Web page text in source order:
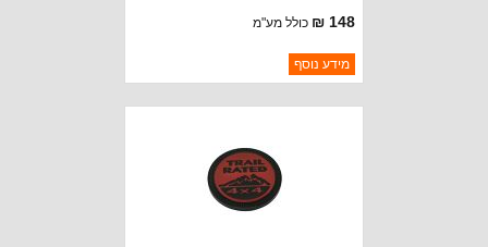
148 ₪ כולל מע"מ
ברקוד: 68413984AB
יצרן:OAKMAN OFFROAD
מידע נוסף